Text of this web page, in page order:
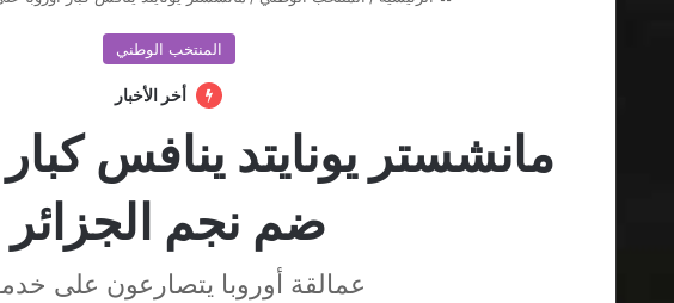
المنتخب الوطني
أخر الأخبار
مانشستر يونايتد ينافس
ضم نجم الجزائر
عمالقة أوروبا يتصارعون على